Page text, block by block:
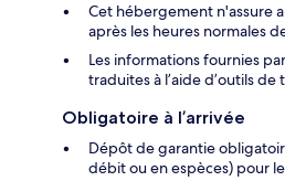
Cet hébergement n'assure
après les heures normales
Les informations fournies
traduites à l’aide d’outils
Obligatoire à l’arrivée
Dépôt de garantie
débit ou en espèces) pour